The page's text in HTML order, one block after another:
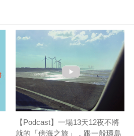
【Podcast】一場13天12夜不將
就的「傍海之旅」，跟一般環島